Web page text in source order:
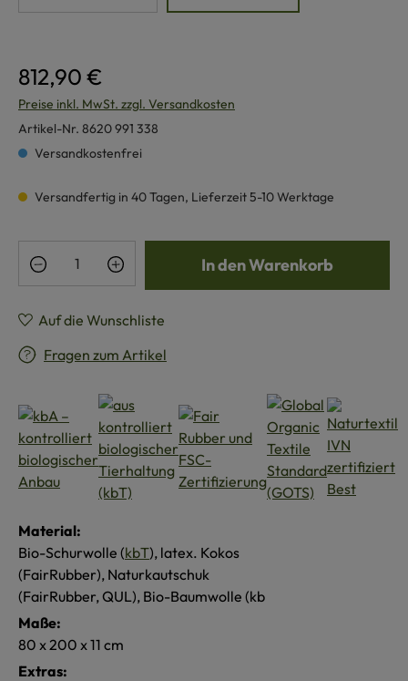
812,90 €
Preise inkl. MwSt. zzgl. Versandkosten
Artikel-Nr. 8620 991 338
Versandkostenfrei
Versandfertig in 40 Tagen, Lieferzeit 5-10 Werktage
Produkt Anzahl: Gib den gewünschten
In den Warenkorb
Auf die Wunschliste
Fragen zum Artikel
Material:
Bio-Schurwolle (kbT), latex. Kokos
(FairRubber), Naturkautschuk
(FairRubber, QUL), Bio-Baumwolle (kb
Maße:
80 x 200 x 11 cm
Extras: